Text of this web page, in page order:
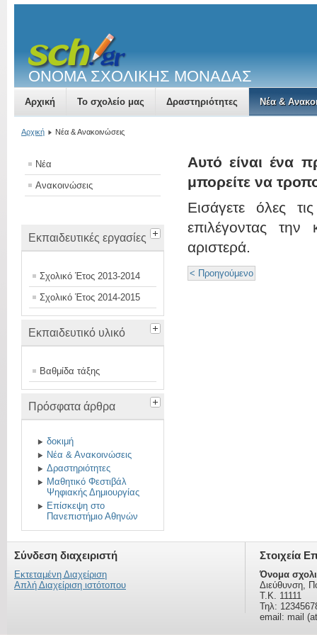
ΟΝΟΜΑ ΣΧΟΛΙΚΗΣ ΜΟΝΑΔΑΣ
Αρχική Το σχολείο μας Δραστηριότητες Νέα &
Αρχική Νέα & Ανακοινώσεις
Νέα
Ανακοινώσεις
Εκπαιδευτικές εργασίες
Σχολικό Έτος 2013-2014
Σχολικό Έτος 2014-2015
Εκπαιδευτικό υλικό
Βαθμίδα τάξης
Πρόσφατα άρθρα
δοκιμή
Νέα & Ανακοινώσεις
Δραστηριότητες
Μαθητικό Φεστιβάλ
Ψηφιακής Δημιουργίας
Επίσκεψη στο
Πανεπιστήμιο Αθηνών
Αυτό είναι ένα
μπορείτε να
Εισάγετε όλες
επιλέγοντας
αριστερά.
< Προηγούμενο
Σύνδεση διαχειριστή
Εκτεταμένη Διαχείριση
Απλή Διαχείριση ιστότοπου
Στοιχεία
Όνομα
Διεύθυνση,
Τ.Κ. 11111
Τηλ:
email: mail